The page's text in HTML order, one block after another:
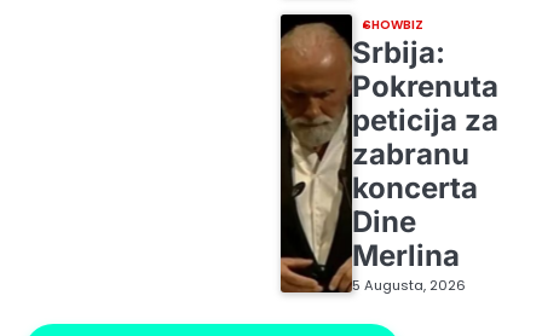
SHOWBIZ
Srbija:
Pokrenuta
peticija za
zabranu
koncerta
Dine
Merlina
5 Augusta, 2026